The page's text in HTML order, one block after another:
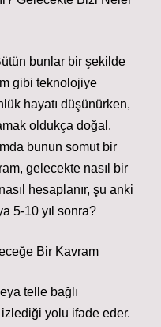
bunlar bir şekilde
gibi teknolojiye
hayatı düşünürken,
oldukça doğal.
bunun somut bir
gelecekte nasıl bir
hesaplanır, şu anki
5-10 yıl sonra?
Bir Kavram
telle bağlı
yolu ifade eder.